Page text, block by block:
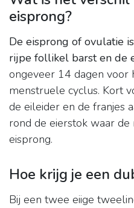
eisprong?
De eisprong of ovulatie
rijpe follikel barst en de
ongeveer 14 dagen voor
menstruele cyclus. Kort
de eileider en de franjes
rond de eierstok waar
eisprong.
Hoe krijg je een
Bij een twee eiige